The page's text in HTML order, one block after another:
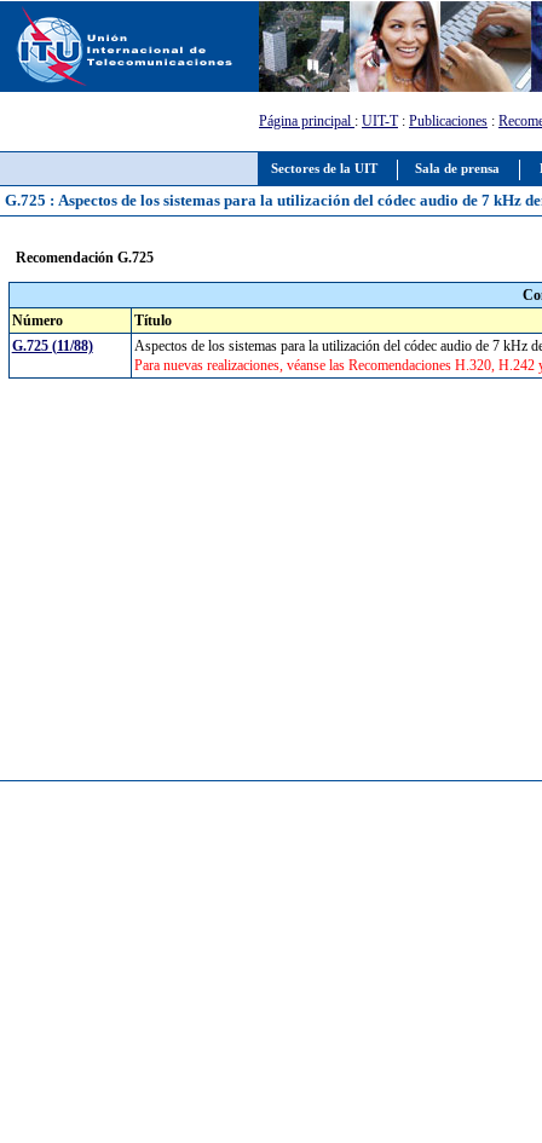
Sectores de la UIT Sala de prensa
Página principal : UIT-T: Publicaciones :
G.725 : Aspectos de los sistemas para la utilización del códec audio de 7 kHz
Recomendación G.725
Número
Título
G.725 (11/88)
Aspectos de los sistemas para la utilización del códec audio de 7 kHz
Para nuevas realizaciones, véanse las Recomendaciones H.320,